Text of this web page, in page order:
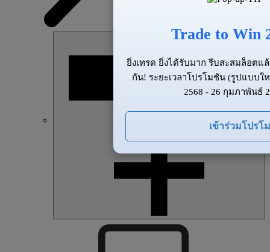
Trade to Win
ยิ่งเทรด ยิ่งได้รับมาก รีบสะสมล็อตแ
กัน! ระยะเวลาโปรโมชัน (รูปแบบใ
2568 - 26 กุมภาพันธ์
เข้าร่วมโปรโ